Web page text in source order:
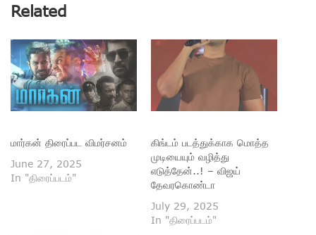
Related
மார்கன் திரைப்பட விமர்சனம்
June 27, 2025
In "திரைப்படம்"
கிங்டம் படத்துக்காக மொத்த
முடியையும் வழித்து
எடுத்தேன்..! – விஜய்
தேவரகொண்டா
July 29, 2025
In "திரைப்படம்"